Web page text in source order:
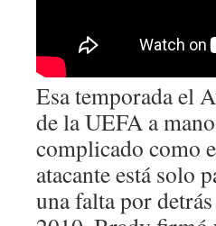
Esa temporada el
de la UEFA a
complicado como
atacante está solo
una falta por